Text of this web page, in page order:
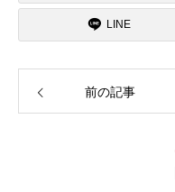
LINE
前の記事